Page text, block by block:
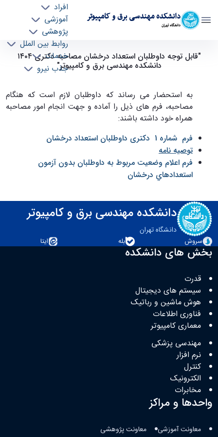
دانشکده مهندسی برق و کامپیوتر
دانشگاه تهران
افراد
آموزشی
پژوهشی
روابط بین الملل
خدمات
جذب نیرو
قابل توجه داوطلبان استعداد درخشان مصاحبه
دکتری ١٤٠٤ دانشکده مهندسی برق و کامپیوتر -
"قابل توجه داوطلبان استعداد درخشان مصاحبه دکتری ١٤٠٤
دانشکده مهندسی برق و کامپیوتر"
به استحضار می رساند که داوطلبان لازم است که هنگام
مصاحبه، فرم های ذیل را آماده و جهت انجام امور مصاحبه
همراه خود داشته باشند:
فرم شماره 1 دکتری داوطلبان استعداد درخشان
توصیه نامه
فرم اعلام وضعيت مربوط به داوطلبان بدون آزمون
استعدادهاي درخشان
دانشکده مهندسی برق و کامپیوتر
دانشگاه تهران
سروش
بله ایتا
بخش های دانشکده
قدرت
سیستم های دیجیتال
هوش ماشین و رباتیک
فناوری اطلاعات
معماری کامپیوتر
مهندسی پزشکی
نرم افزار
کنترل
الکترونیک
مخابرات
واحدها و مراکز
معاونت آموزشی معاونت پژوهشی